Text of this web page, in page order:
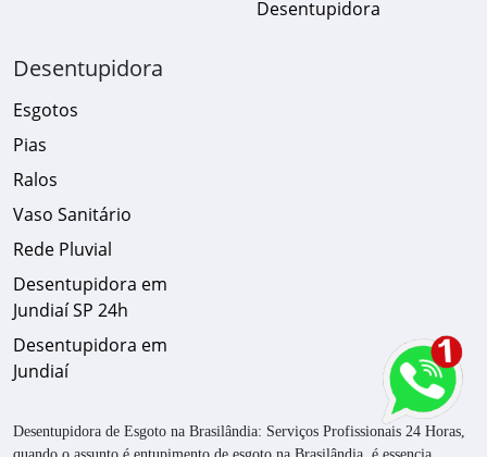
Desentupidora
Desentupidora
Esgotos
Pias
Ralos
Vaso Sanitário
Rede Pluvial
Desentupidora em
Jundiaí SP 24h
Desentupidora em
Jundiaí
Desentupidora de Esgoto na Brasilândia: Serviços Profissionais 24 Horas,
quando o assunto é entupimento de esgoto na Brasilândia, é essencia...